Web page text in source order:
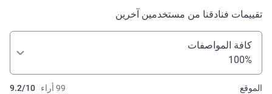
تقييمات فنادقنا من مستخدمين آخرين
كافة المواصفات
100%
99 أراء 9.2/10 الموقع